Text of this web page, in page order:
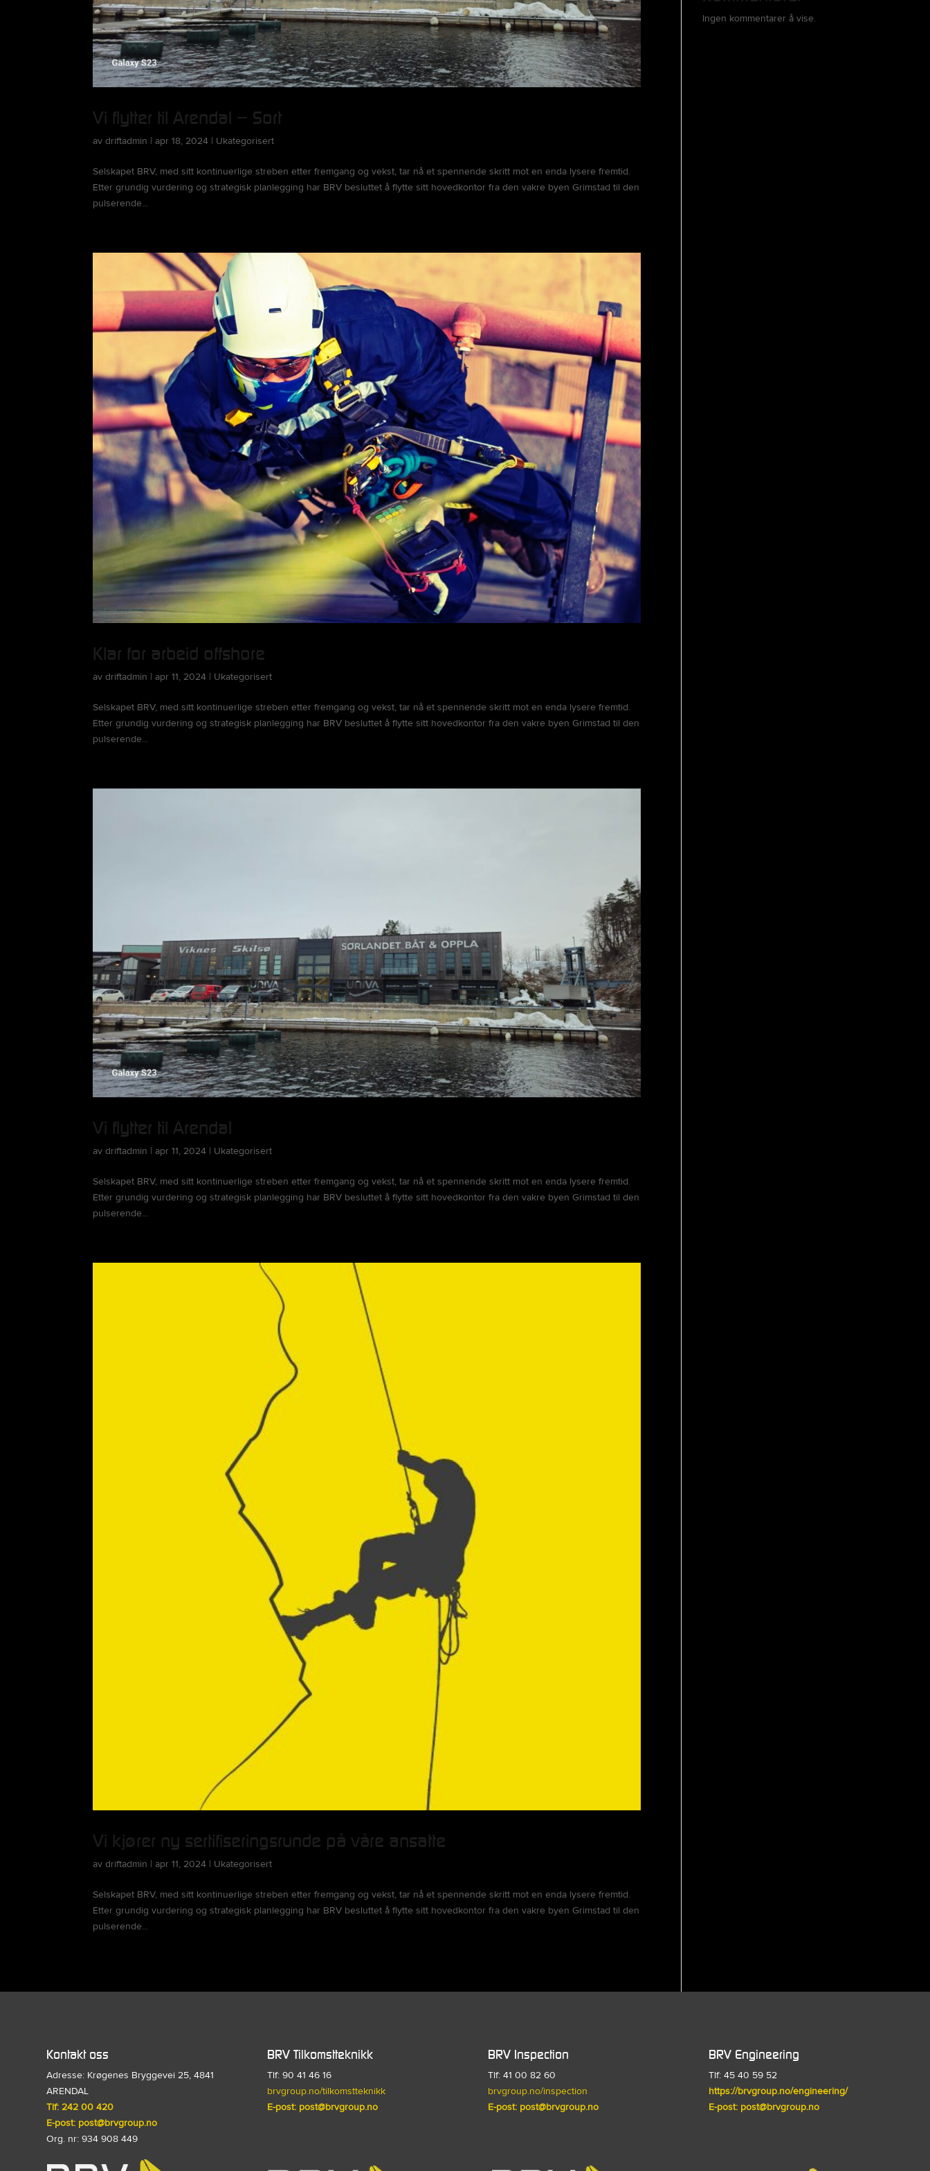
Vi flytter til Arendal – Sort
avdriftadmin | apr 18, 2024 | Ukategorisert
Selskapet BRV, med sitt kontinuerlige streben etter fremgang og vekst, tar nå et spennende skritt mot en enda lysere fremtid.
Etter grundig vurdering og strategisk planlegging har BRV besluttet å flytte sitt hovedkontor fra den vakre byen Grimstad til den
pulserende...
Klar for arbeid offshore
avdriftadmin | apr 11, 2024 | Ukategorisert
Selskapet BRV, med sitt kontinuerlige streben etter fremgang og vekst, tar nå et spennende skritt mot en enda lysere fremtid.
Etter grundig vurdering og strategisk planlegging har BRV besluttet å flytte sitt hovedkontor fra den vakre byen Grimstad til den
pulserende...
Vi flytter til Arendal
avdriftadmin | apr 11, 2024 | Ukategorisert
Selskapet BRV, med sitt kontinuerlige streben etter fremgang og vekst, tar nå et spennende skritt mot en enda lysere fremtid.
Etter grundig vurdering og strategisk planlegging har BRV besluttet å flytte sitt hovedkontor fra den vakre byen Grimstad til den
pulserende...
Vi kjører ny sertifiseringsrunde på våre ansatte
avdriftadmin | apr 11, 2024 | Ukategorisert
Selskapet BRV, med sitt kontinuerlige streben etter fremgang og vekst, tar nå et spennende skritt mot en enda lysere fremtid.
Etter grundig vurdering og strategisk planlegging har BRV besluttet å flytte sitt hovedkontor fra den vakre byen Grimstad til den
pulserende...
Ingen kommentarer å vise.
Kontakt oss
Adresse: Krøgenes Bryggevei 25, 4841
ARENDAL
Tlf: 242 00 420
E-post: post@brvgroup.no
Org. nr:934 908 449
BRV Tilkomstteknikk
Tlf: 90 41 46 16
brvgroup.no/tilkomstteknikk
E-post: post@brvgroup.no
BRV Inspection
Tlf: 41 00 82 60
brvgroup.no/inspection
E-post: post@brvgroup.no
BRV Engineering
Tlf: 45 40 59 52
https://brvgroup.no/engineering/
E-post: post@brvgroup.no